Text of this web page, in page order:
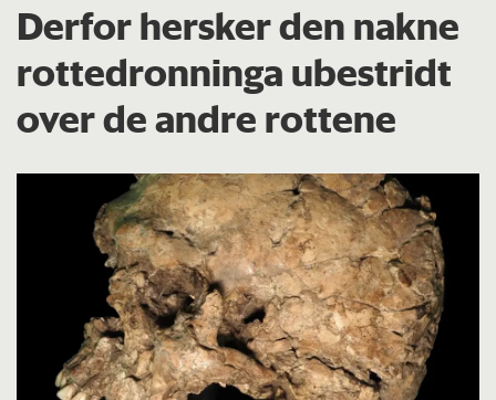
Derfor hersker den nakne
rottedronninga ubestridt
over de andre rottene